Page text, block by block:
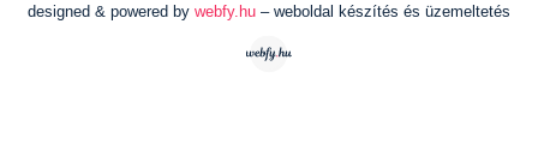
designed & powered by webfy.hu – weboldal készítés és üzemeltetés